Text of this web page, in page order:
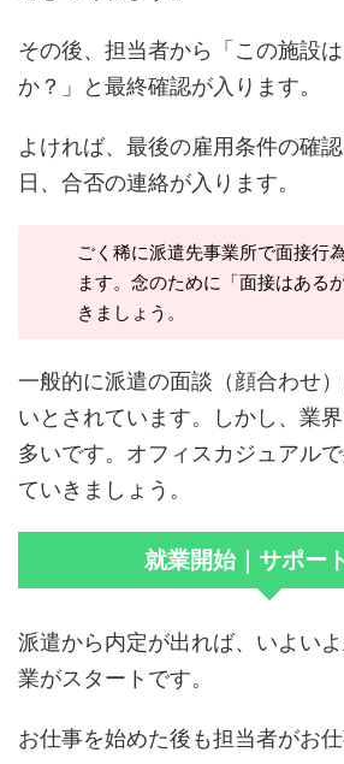
その後、担当者から「この施設
か？」と最終確認が入ります。
よければ、最後の雇用条件の確
日、合否の連絡が入ります。
ごく稀に派遣先事業所で面接行
ます。念のために「面接はある
きましょう。
一般的に派遣の面談（顔合わせ
いとされています。しかし、業
多いです。オフィスカジュアル
ていきましょう。
就業開始｜サポー
派遣から内定が出れば、いよい
業がスタートです。
お仕事を始めた後も担当者がお